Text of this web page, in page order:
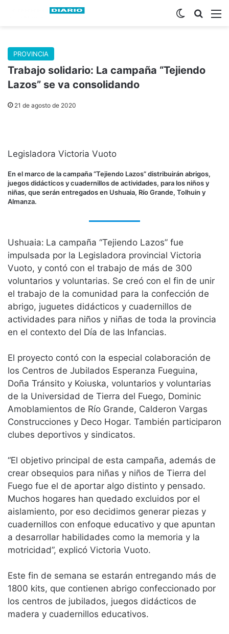
Buscar
Switch skin
PROVINCIA
Trabajo solidario: La campaña “Tejiendo
Lazos” se va consolidando
21 de agosto de 2020
Legisladora Victoria Vuoto
En el marco de la campaña “Tejiendo Lazos” distribuirán abrigos,
juegos didácticos y cuadernillos de actividades, para los niños y
niñas, que serán entregados en Ushuaia, Río Grande, Tolhuin y
Almanza.
Ushuaia: La campaña “Tejiendo Lazos” fue
impulsada por la Legisladora provincial Victoria
Vuoto, y contó con el trabajo de más de 300
voluntarios y voluntarias. Se creó con el fin de unir
el trabajo de la comunidad para la confección de
abrigo, juguetes didácticos y cuadernillos de
actividades para niños y niñas de toda la provincia
en el contexto del Día de las Infancias.
El proyecto contó con la especial colaboración de
los Centros de Jubilados Esperanza Fueguina,
Doña Tránsito y Koiuska, voluntarios y voluntarias
de la Universidad de Tierra del Fuego, Dominic
Amoblamientos de Río Grande, Calderon Vargas
Construcciones y Deco Hogar. También participaron
clubes deportivos y sindicatos.
“El objetivo principal de esta campaña, además de
crear obsequios para niñas y niños de Tierra del
Fuego fue el de aportar algo distinto y pensado.
Muchos hogares han quedado excluidos por el
aislamiento, por eso decidimos generar piezas y
cuadernillos con enfoque educativo y que apuntan
a desarrollar habilidades como la memoria y la
motricidad”, explicó Victoria Vuoto.
Este fin de semana se estarán entregando más de
1800 kits, que contienen abrigo confeccionado por
los centros de jubilados, juegos didácticos de
madera y cuadernillos educativos.